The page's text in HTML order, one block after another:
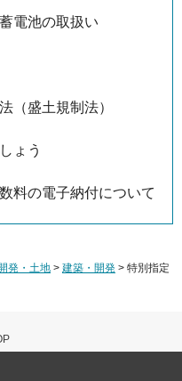
電池の取扱い
（盛土規制法）
ょう
料の電子納付について
発・土地 > 建築・開発 > 特別指定